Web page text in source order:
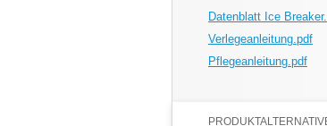
Datenblatt Ice
Verlegeanleitung.pdf
Pflegeanleitung.pdf